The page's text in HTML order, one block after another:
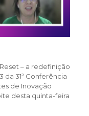
– a redefinição
da 31ª Conferência
de Inovação
desta quinta-feira